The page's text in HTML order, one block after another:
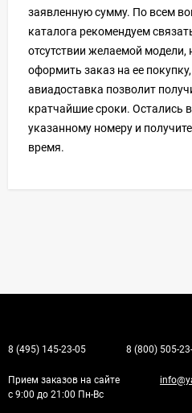
заявленную сумму. По всем
каталога рекомендуем
отсутствии желаемой модели,
оформить заказ на ее
авиадоставка позволит
кратчайшие сроки. Остались
указанному номеру и
время.
8 (495) 145-23-05 8 (800) 505-
Прием заказов на сайте
с 9:00 до 21:00 Пн-Вс